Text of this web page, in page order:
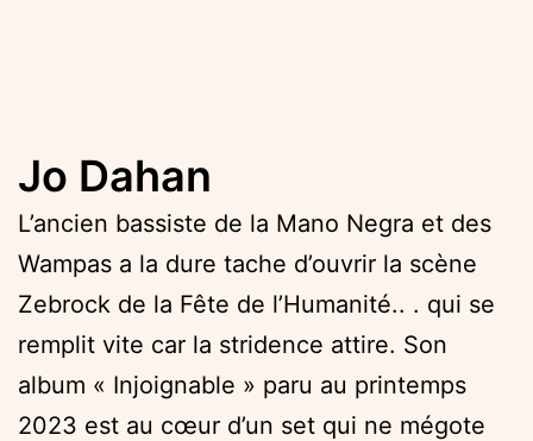
Jo Dahan
L’ancien bassiste de la Mano Negra et des
Wampas a la dure tache d’ouvrir la scène
Zebrock de la Fête de l’Humanité.. . qui se
remplit vite car la stridence attire. Son
album « Injoignable » paru au printemps
2023 est au cœur d’un set qui ne mégote